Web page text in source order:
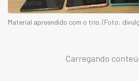
Material apreendido com o trio. (Foto:
Carregando